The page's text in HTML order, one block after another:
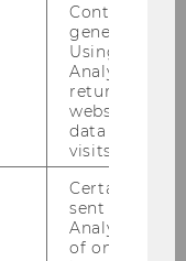
Contains a
generated
Using this
Analytics can
returning
website and
data from
visits.
Certain data
sent to
Analytics a
of once per